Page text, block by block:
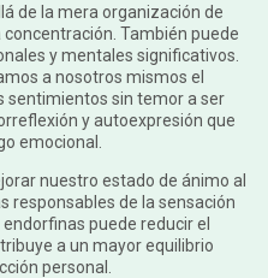
de la mera organización de
También puede
y mentales significativos.
a nosotros mismos el
sentimientos sin temor a ser
y autoexpresión que
emocional.
nuestro estado de ánimo al
responsables de la sensación
puede reducir el
a un mayor equilibrio
personal.